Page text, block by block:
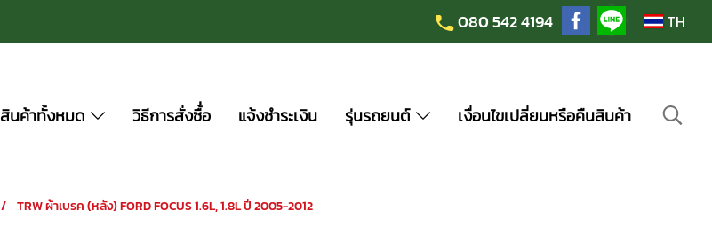
080 542 4194 TH
สินค้าทั้งหมด วิธีการสั่งซื้่อ แจ้งชำระเงิน รุ่นรถยนต์ เงื่อนไขเปลี่ยนหรือคืนสินค้า
TRW ผ้าเบรค (หลัง) FORD FOCUS 1.6L, 1.8L ปี 2005-2012